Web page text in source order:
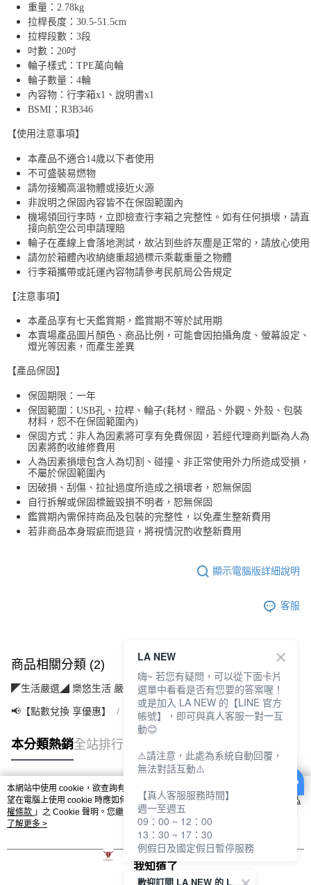
重量：2.78kg
拉桿長度：30.5-51.5cm
拉桿段數：3段
吋數：20吋
輪子樣式：TPE萬向輪
輪子數量：4輪
內容物：行李箱x1、說明書x1
BSMI：R3B346
【使用注意事項】
本產品不適合14歲以下者使用
不可盛裝易燃物
請勿接觸高溫物體或接近火源
非說明之保固內容皆不在保固範圍內
機場領回行李時，立即檢查行李箱之完整性。如有任何損壞，請直
接向航空公司申請理賠
輪子在產線上會落地測試，故沾到些許灰塵是正常的，請放心使用
請勿於箱體內收納總重超過標示乘載重量之物體
行李箱攜帶或託運內容物請參考民航局公告規定
【注意事項】
本產品享有七天鑑賞期，鑑賞期不等於試用期
本賣場產品圖片顏色、商品比例，可能會因拍攝角度、螢幕設定、
燈光等因素，而產生差異
【產品保固】
保固期限：一年
保固範圍：USB孔、拉桿、輪子(耗材、贈品、外觀、外殼、包裝
材料，恕不在保固範圍內)
保固方式：非人為因素將可享有免費保固，若經代理商判斷為人為
因素將酌收維修費用
人為因素損壞包含人為切割、碰撞、非正常使用外力所造成受損，
不屬於保固範圍內
因破損、刮傷、拉扯過度所造成之損壞者，恕無保固
自行拆解或保固標籤毀損不明者，恕無保固
鑑賞期內需保持商品及包裝的完整性，以免產生整新費用
若非商品本身瑕疵而退貨，將視情況酌收整新費用
顯示電腦版詳細說明
客服
商品相關分類 (2)
◤生活嚴選◢ 樂悠生活 嚴選好物 運動休閒(運動/旅遊/配件)
📢【點數兌換 享優惠】 【5點】點點金兌換專區
本分類熱銷全站排行
熱門標籤
本網站中使用 cookie，欲查詢有關本網站使用 cookie 方式之詳情，及若您不希
望在電腦上使用 cookie 時應如何變更電腦的 cookie 設定，請參閱本網站「
隱私
權條款 」之 Cookie 聲明。您繼續使用本網站即表示您同意本公司得按本網站使
用條款之 Cookie 聲明使用 cookie。
了解更多 >
我知道了
歡迎訂閱 LA NEW 的 LINE 官方帳號
LA NEW
嗨~ 若您有疑問，可以從下面卡片
選單中看看是否有您要的答案喔！
或是加入 LA NEW 的【LINE 官方
帳號】，即可與真人客服一對一互
動😊
⚠️請注意，此處為系統自動回覆，
無法對話互動⚠️
【真人客服服務時間】
週一至週五
09：00 ~ 12：00
13：30 ~ 17：30
例假日及國定假日暫停服務